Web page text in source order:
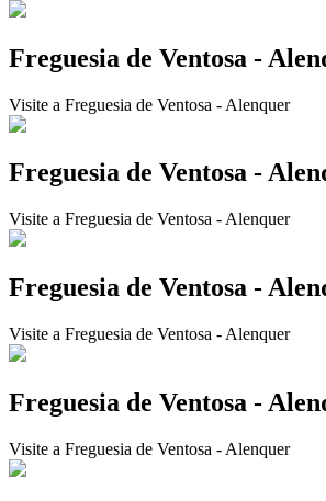
Freguesia de Ventosa -
Visite a Freguesia de Ventosa - Alenquer
Freguesia de Ventosa -
Visite a Freguesia de Ventosa - Alenquer
Freguesia de Ventosa -
Visite a Freguesia de Ventosa - Alenquer
Freguesia de Ventosa -
Visite a Freguesia de Ventosa - Alenquer